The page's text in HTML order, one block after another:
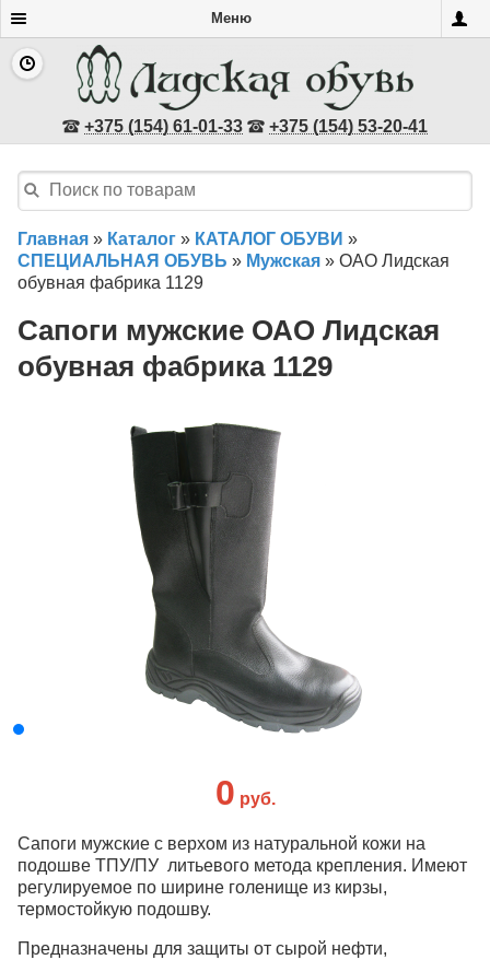
Меню
+375 (154) 61-01-33 +375 (154) 53-20-41
Главная » Каталог » КАТАЛОГ ОБУВИ »
СПЕЦИАЛЬНАЯ ОБУВЬ » Мужская » ОАО Лидская
обувная фабрика 1129
Сапоги мужские ОАО Лидская
обувная фабрика 1129
0 руб.
Сапоги мужские с верхом из натуральной кожи на
подошве ТПУ/ПУ литьевого метода крепления. Имеют
регулируемое по ширине голенище из кирзы,
термостойкую подошву.
Предназначены для защиты от сырой нефти,